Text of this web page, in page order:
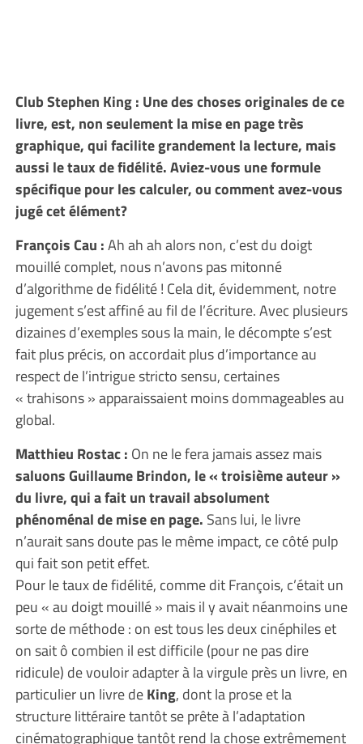
Club Stephen King : Une des choses originales de ce
livre, est, non seulement la mise en page très
graphique, qui facilite grandement la lecture, mais
aussi le taux de fidélité. Aviez-vous une formule
spécifique pour les calculer, ou comment avez-vous
jugé cet élément?
François Cau :Ah ah ah alors non, c’est du doigt
mouillé complet, nous n’avons pas mitonné
d’algorithme de fidélité ! Cela dit, évidemment, notre
jugement s’est affiné au fil de l’écriture. Avec plusieurs
dizaines d’exemples sous la main, le décompte s’est
fait plus précis, on accordait plus d’importance au
respect de l’intrigue stricto sensu, certaines
« trahisons » apparaissaient moins dommageables au
global.
Matthieu Rostac : On ne le fera jamais assez mais
saluons Guillaume Brindon, le « troisième auteur »
du livre, qui a fait un travail absolument
phénoménal de mise en page. Sans lui, le livre
n’aurait sans doute pas le même impact, ce côté pulp
qui fait son petit effet.
Pour le taux de fidélité, comme dit François, c’était un
peu « au doigt mouillé » mais il y avait néanmoins une
sorte de méthode : on est tous les deux cinéphiles et
on sait ô combien il est difficile (pour ne pas dire
ridicule) de vouloir adapter à la virgule près un livre, en
particulier un livre deKing, dont la prose et la
structure littéraire tantôt se prête à l’adaptation
cinématographique tantôt rend la chose extrêmement